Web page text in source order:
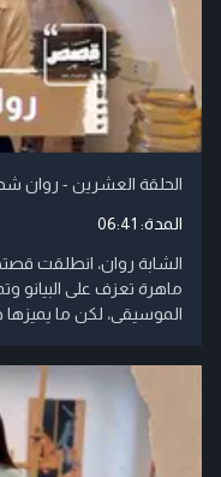
الحلقة العشرين - روان
المدة: 06:41
الشابة روان، انطلقت
ماهرة تعزف على البيانو
الموسيقى، لكن ما يميزها